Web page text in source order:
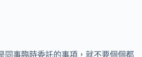
同事臨時委託的事項，就不要個個都